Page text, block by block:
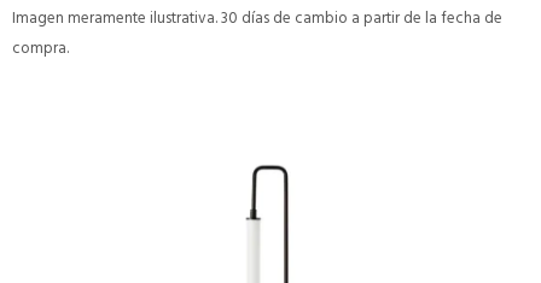
Imagen meramente ilustrativa. 30 días de cambio a partir de la fecha de
compra.